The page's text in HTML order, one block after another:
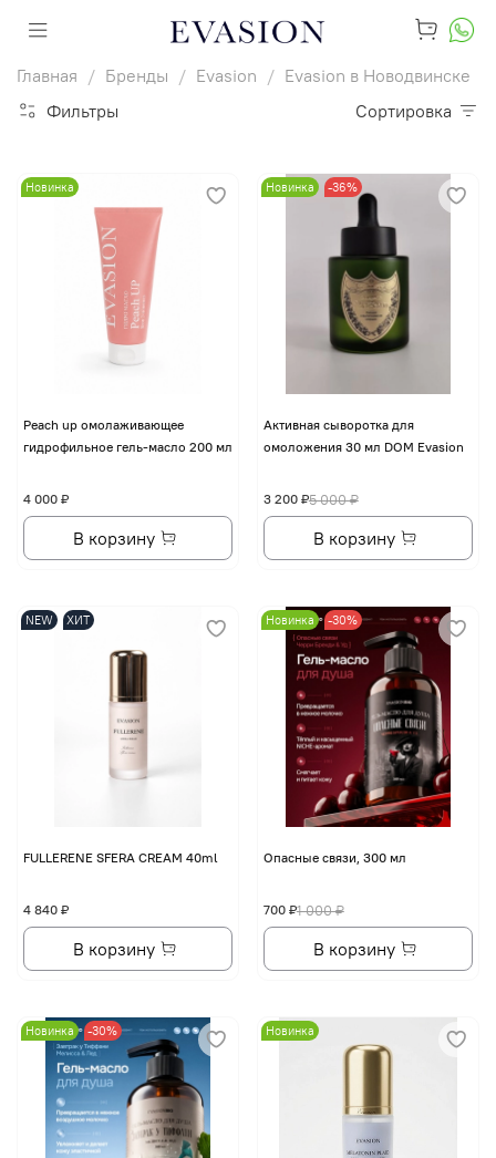
Главная Бренды Evasion
Evasion в Новодвинске
Фильтры
Сортировка
Новинка
Peach up омолаживающее
гидрофильное гель-масло 200 мл
4 000 ₽
В корзину
Новинка -36%
Активная сыворотка для
омоложения 30 мл DOM Evasion
5 000 ₽
3 200 ₽
В корзину
NEW ХИТ
FULLERENE SFERA CREAM 40ml
4 840 ₽
В корзину
Новинка -30%
Опасные связи, 300 мл
1 000 ₽
700 ₽
В корзину
Новинка -30% Новинка